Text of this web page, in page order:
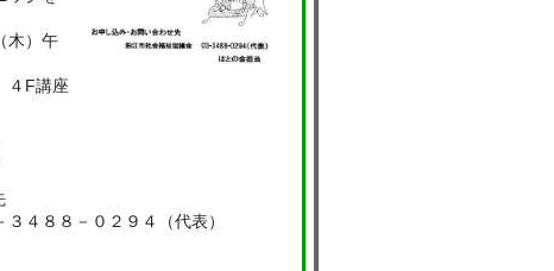
木）午
F講座
４８８－０２９４（代表）